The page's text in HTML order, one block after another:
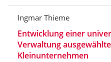
Ingmar Thieme
Entwicklung einer
Verwaltung
Kleinunternehmen